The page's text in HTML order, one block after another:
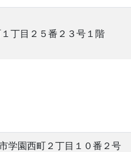
丁目２５番２３号１階
学園西町２丁目１０番２号